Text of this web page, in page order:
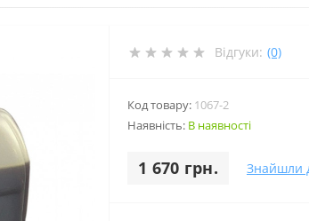
Відгуки: (0)
Код товару: 1067-2
Наявність: В наявності
1 670 грн. Знайшли